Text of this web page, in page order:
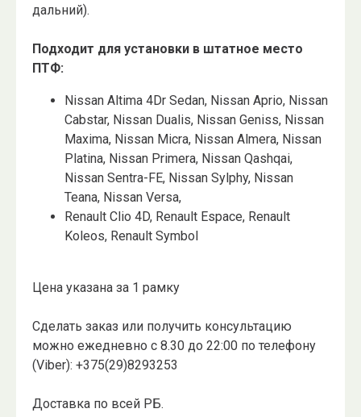
дальний).
Подходит для установки в штатное место
ПТФ:
Nissan Altima 4Dr Sedan, Nissan Aprio, Nissan
Cabstar, Nissan Dualis, Nissan Geniss, Nissan
Maxima, Nissan Micra, Nissan Almera, Nissan
Platina, Nissan Primera, Nissan Qashqai,
Nissan Sentra-FE, Nissan Sylphy, Nissan
Teana, Nissan Versa,
Renault Clio 4D, Renault Espace, Renault
Koleos, Renault Symbol
Цена указана за 1 рамку
Сделать заказ или получить консультацию
можно ежедневно с 8.30 до 22:00 по телефону
(Viber): +375(29)8293253
Доставка по всей РБ.